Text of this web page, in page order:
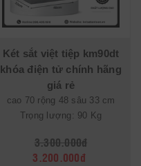
Két sắt việt tiệp km90dt
khóa điện tử chính hãng
giá rẻ
cao 70 rộng 48 sâu 33 cm
Trọng lượng: 90 Kg
3.300.000đ
3.200.000đ